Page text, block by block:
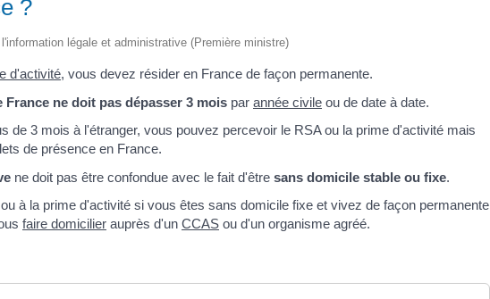
?
légale et administrative (Première ministre)
d'activité, vous devez résider en France de façon permanente.
ne doit pas dépasser 3 mois par année civile ou de date à date.
de 3 mois à l'étranger, vous pouvez percevoir le RSA ou la prime d'activité mais
de présence en France.
ne doit pas être confondue avec le fait d'être sans domicile stable ou fixe.
à la prime d'activité si vous êtes sans domicile fixe et vivez de façon permanente
faire domicilier auprès d'un CCAS ou d'un organisme agréé.